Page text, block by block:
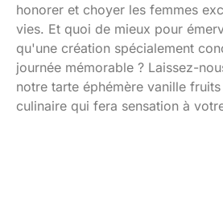
honorer et choyer les femmes
vies. Et quoi de mieux pour
qu'une création spécialement
journée mémorable ? Laissez-
notre tarte éphémère vanille
culinaire qui fera sensation à